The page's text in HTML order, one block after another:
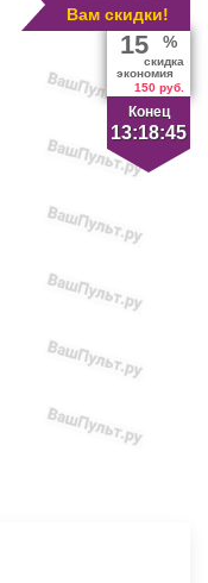
Вам скидки!
Конец
13:18:45
15 %
скидка
экономия
150 руб.